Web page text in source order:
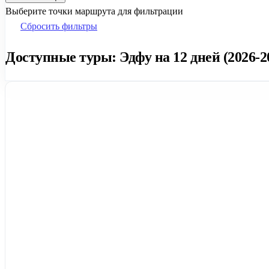
Выберите точки маршрута для фильтрации
Сбросить фильтры
Доступные туры: Эдфу на 12 дней (2026-